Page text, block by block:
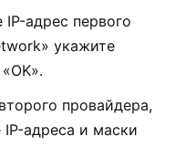
IP-адрес первого
укажите
провайдера,
адреса и маски